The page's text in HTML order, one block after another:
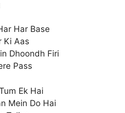
Har Base
Ki Aas
Dhoondh Firi
Pass
Ek Hai
Mein Do Hai